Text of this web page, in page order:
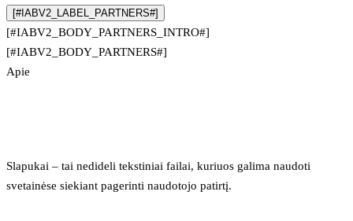
[#IABV2_LABEL_PARTNERS#]
[#IABV2_BODY_PARTNERS_INTRO#]
[#IABV2_BODY_PARTNERS#]
Apie
Slapukai – tai nedideli tekstiniai failai, kuriuos galima naudoti
svetainėse siekiant pagerinti naudotojo patirtį.